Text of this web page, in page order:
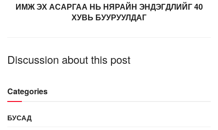
ИМЖ ЭХ АСАРГАА НЬ НЯРАЙН ЭНДЭГДЛИЙГ 40
ХУВЬ БУУРУУЛДАГ
Discussion about this post
Categories
БУСАД